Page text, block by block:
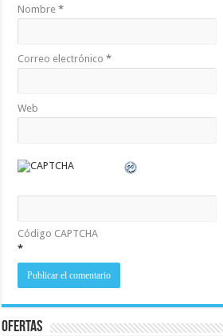
Nombre*
Correo electrónico*
Web
Código CAPTCHA
*
Ofertas